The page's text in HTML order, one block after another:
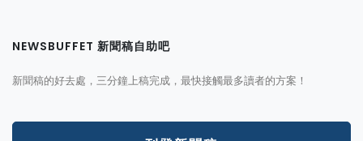
NEWSBUFFET 新聞稿自助吧
新聞稿的好去處，三分鐘上稿完成，最快接觸最多讀者的方案！